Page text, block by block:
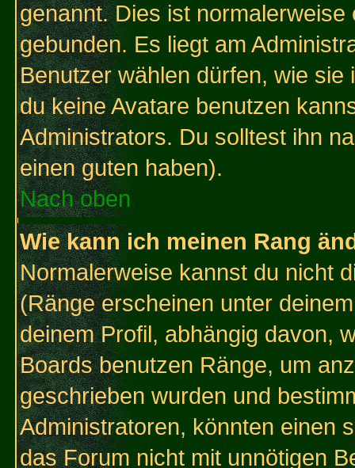
genannt. Dies ist
gebunden. Es liegt am
Benutzer wählen dürfen, wie sie
du keine Avatare benutzen
Administrators. Du solltest ihn
einen guten haben).
Nach oben
Wie kann ich meinen Rang
Normalerweise kannst du nicht
(Ränge erscheinen unter
deinem Profil, abhängig davon,
Boards benutzen Ränge, um
geschrieben wurden und
Administratoren, könnten einen
das Forum nicht mit unnötigen